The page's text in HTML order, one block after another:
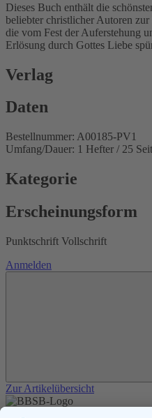
Dieses Buch enthält die
beliebter christlicher Autoren
die vom Fest der Auferstehung
Erlösung durch Gottes Liebe
Verlag
Daten
Bestellnummer: A00185-PV1
Umfang/Dauer: 1 Hefter / 25
Kategorie
Erscheinungsform
Punktschrift Vollschrift
Anmelden
Zur Artikelübersicht